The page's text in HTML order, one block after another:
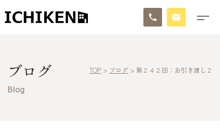
ブログ
ブログ
Blog
TOP > ブログ > 第２４２回：お引き渡し２